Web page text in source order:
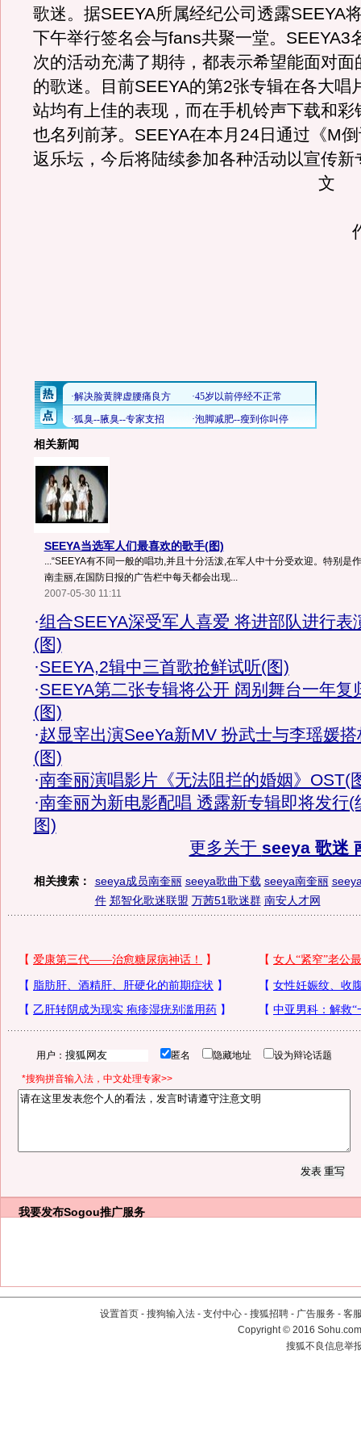
歌迷。据SEEYA所属经纪公司透露SEEYA
下午举行签名会与fans共聚一堂。SEEYA3
次的活动充满了期待，都表示希望能面对面
的歌迷。目前SEEYA的第2张专辑在各大唱
站均有上佳的表现，而在手机铃声下载和彩
也名列前茅。SEEYA在本月24日通过《M
返乐坛，今后将陆续参加各种活动以宣传新
文
作
相关新闻
SEEYA当选军人们最喜欢的歌手(图)
...“SEEYA有不同一般的唱功,并且十分活泼,在军人中十分受欢迎。特别是
南圭丽,在国防日报的广告栏中每天都会出现...
2007-05-30 11:11
·组合SEEYA深受军人喜爱 将进部队进行表
(图)
·SEEYA,2辑中三首歌抢鲜试听(图)
·SEEYA第二张专辑将公开 阔别舞台一年复
(图)
·赵显宰出演SeeYa新MV 扮武士与李瑶媛搭
(图)
·南奎丽演唱影片《无法阻拦的婚姻》OST(
·南奎丽为新电影配唱 透露新专辑即将发行(
图)
更多关于 seeya 歌迷
相关搜索： seeya成员南奎丽 seeya歌曲下载 seeya南奎丽
件 郑智化歌迷联盟 万茜51歌迷群 南安人才网
用户： 匿名 隐藏地址 设为辩论话题
*搜狗拼音输入法，中文处理专家>>
我要发布Sogou推广服务
设置首页 - 搜狗输入法 - 支付中心 - 搜狐招聘 - 广告服务 - 客
Copyright©2016
搜狐不良信息举